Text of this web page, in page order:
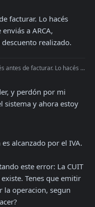
facturar. Lo hacés
a ARCA,
realizado.
y eso es lo que enviás a ARCA, recalculás los montos con el descuento realizado.
y perdón por mi
sistema y ahora estoy
alcanzado por el IVA.
este error: La CUIT
Tenes que emitir
la operacion, segun